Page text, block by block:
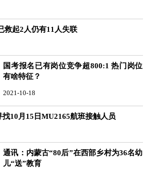
救起2人仍有11人失联
国考报名已有岗位竞争超800:1 热门岗位
有啥特征？
2021-10-18
10月15日MU2165航班接触人员
通讯：内蒙古“80后”在西部乡村为36名幼
儿“送”教育